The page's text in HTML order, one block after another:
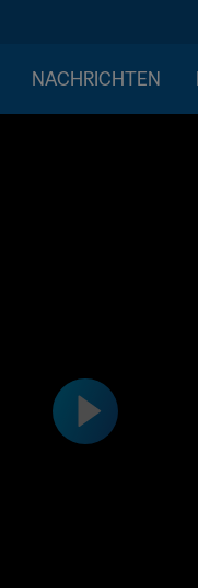
NACHRICHTEN